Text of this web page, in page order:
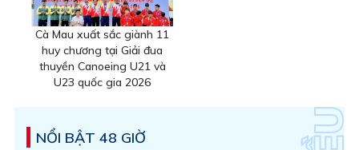
Cà Mau xuất sắc giành 11
huy chương tại Giải đua
thuyền Canoeing U21 và
U23 quốc gia 2026
NỔI BẬT 48 GIỜ